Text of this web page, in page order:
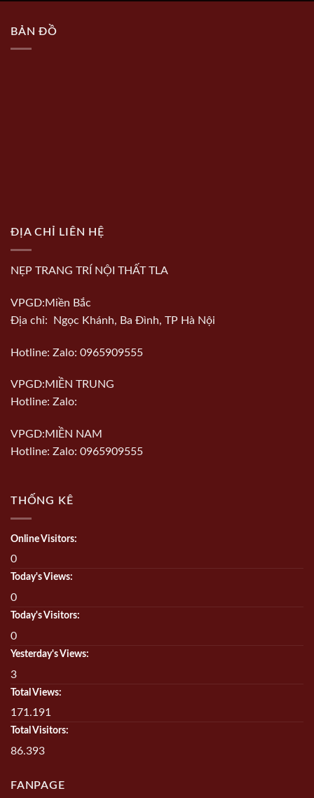
BẢN ĐỒ
ĐỊA CHỈ LIÊN HỆ
NẸP TRANG TRÍ NỘI THẤT TLA
VPGD:Miền Bắc
Địa chỉ: Ngọc Khánh, Ba Đình, TP Hà Nội
Hotline: Zalo: 0965909555
VPGD:MIỀN TRUNG
Hotline: Zalo:
VPGD:MIỀN NAM
Hotline: Zalo: 0965909555
THỐNG KÊ
Online Visitors:
0
Today's Views:
0
Today's Visitors:
0
Yesterday's Views:
3
Total Views:
171.191
Total Visitors:
86.393
FANPAGE